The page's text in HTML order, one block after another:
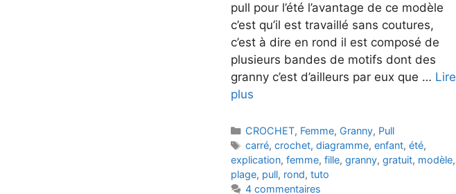
pull pour l’été l’avantage de ce modèle
c’est qu’il est travaillé sans coutures,
c’est à dire en rond il est composé de
plusieurs bandes de motifs dont des
granny c’est d’ailleurs par eux que … Lire
plus
Catégories
CROCHET, Femme, Granny, Pull
Étiquettes
carré,crochet,diagramme,enfant,été,
explication, femme, fille, granny, gratuit, modèle,
plage, pull, rond, tuto
4 commentaires